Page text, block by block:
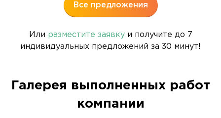
Все предложения
Или разместите заявкуи получите до 7
индивидуальных предложений за 30 минут!
Галерея выполненных работ
компании